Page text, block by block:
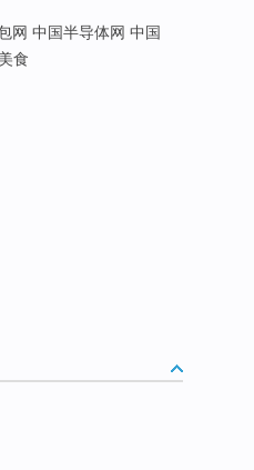
网 中国半导体网 中国
食